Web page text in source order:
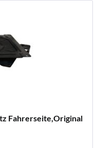
Fahrerseite,Original